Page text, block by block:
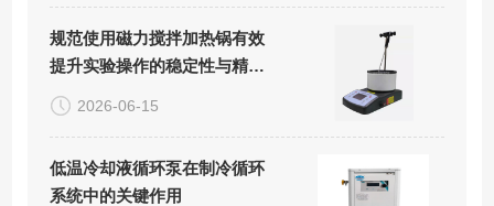
规范使用磁力搅拌加热锅有效
提升实验操作的稳定性与精准
度
2026-06-15
低温冷却液循环泵在制冷循环
系统中的关键作用